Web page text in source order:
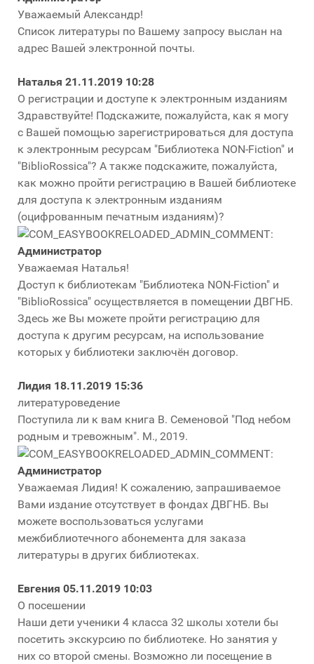
Уважаемый Александр!
Список литературы по Вашему запросу выслан на
адрес Вашей электронной почты.
Наталья 21.11.2019 10:28
О регистрации и доступе к электронным изданиям
Здравствуйте! Подскажите, пожалуйста, как я могу
с Вашей помощью зарегистрироваться для доступа
к электронным ресурсам "Библиотека NON-Fiction" и
"BiblioRossica"? А также подскажите, пожалуйста,
как можно пройти регистрацию в Вашей библиотеке
для доступа к электронным изданиям
(оцифрованным печатным изданиям)?
Администратор
Уважаемая Наталья!
Доступ к библиотекам "Библиотека NON-Fiction" и
"BiblioRossica" осуществляется в помещении ДВГНБ.
Здесь же Вы можете пройти регистрацию для
доступа к другим ресурсам, на использование
которых у библиотеки заключён договор.
Лидия 18.11.2019 15:36
литературоведение
Поступила ли к вам книга В. Семеновой "Под небом
родным и тревожным". М., 2019.
Администратор
Уважаемая Лидия! К сожалению, запрашиваемое
Вами издание отсутствует в фондах ДВГНБ. Вы
можете воспользоваться услугами
межбиблиотечного абонемента для заказа
литературы в других библиотеках.
Евгения 05.11.2019 10:03
О посешении
Наши дети ученики 4 класса 32 школы хотели бы
посетить экскурсию по библиотеке. Но занятия у
них со второй смены. Возможно ли посещение в